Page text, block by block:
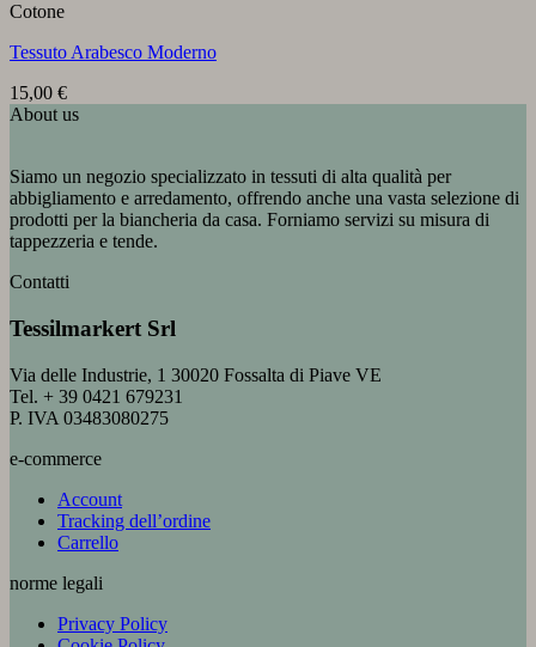
Cotone
Tessuto Arabesco Moderno
15,00 €
About us
Siamo un negozio specializzato in tessuti di alta qualità per
abbigliamento e arredamento, offrendo anche una vasta selezione di
prodotti per la biancheria da casa. Forniamo servizi su misura di
tappezzeria e tende.
Contatti
Tessilmarkert Srl
Via delle Industrie, 1 30020 Fossalta di Piave VE
Tel. + 39 0421 679231
P. IVA 03483080275
e-commerce
Account
Tracking dell’ordine
Carrello
norme legali
Privacy Policy